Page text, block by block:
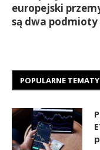
europejski
są dwa podmioty
POPULARNE TEMATY